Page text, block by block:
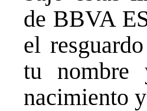
de BBVA
el
tu nombre
nacimiento